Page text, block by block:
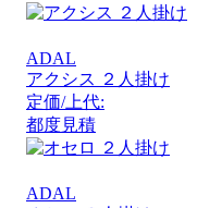
ADAL
アクシス ２人掛け
定価/上代:
都度見積
ADAL